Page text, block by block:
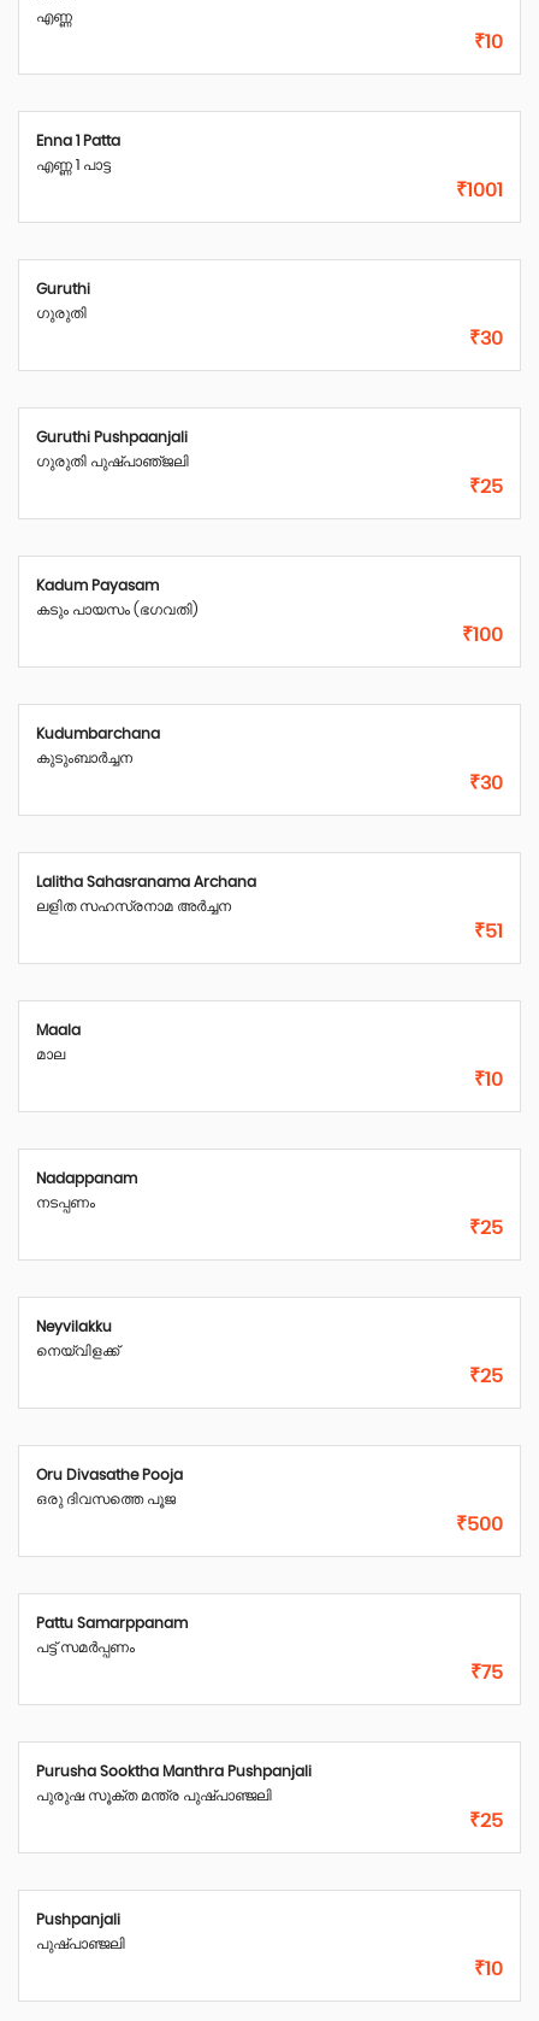
എണ്ണ
₹10
Enna 1 Patta
എണ്ണ 1 പാട്ട
₹1001
Guruthi
ഗുരുതി
₹30
Guruthi Pushpaanjali
ഗുരുതി പുഷ്‌പാഞ്‌ജലി
₹25
Kadum Payasam
കടും പായസം (ഭഗവതി)
₹100
Kudumbarchana
കുടുംബാർച്ചന
₹30
Lalitha Sahasranama Archana
ലളിത സഹസ്രനാമ അർച്ചന
₹51
Maala
മാല
₹10
Nadappanam
നടപ്പണം
₹25
Neyvilakku
നെയ്‌വിളക്ക്
₹25
Oru Divasathe Pooja
ഒരു ദിവസത്തെ പൂജ
₹500
Pattu Samarppanam
പട്ട് സമർപ്പണം
₹75
Purusha Sooktha Manthra Pushpanjali
പുരുഷ സൂക്ത മന്ത്ര പുഷ്പാഞ്ജലി
₹25
Pushpanjali
പുഷ്പാഞ്ജലി
₹10